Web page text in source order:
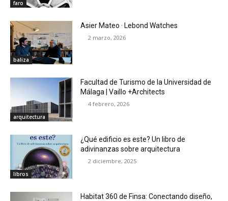
faro
baliza
Asier Mateo · Lebond Watches
2 marzo, 2026
arquitectura
Facultad de Turismo de la Universidad de
Málaga | Vaillo +Architects
4 febrero, 2026
libros
¿Qué edificio es este? Un libro de
adivinanzas sobre arquitectura
2 diciembre, 2025
Habitat 360 de Finsa: Conectando diseño,